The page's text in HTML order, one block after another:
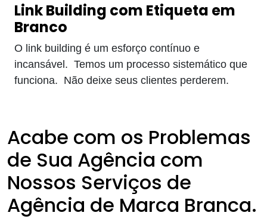
Link Building com Etiqueta em
Branco
O link building é um esforço contínuo e
incansável. Temos um processo sistemático que
funciona. Não deixe seus clientes perderem.
Acabe com os Problemas
de Sua Agência com
Nossos Serviços de
Agência de Marca Branca.